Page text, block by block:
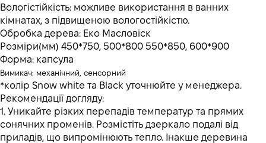
Вологістійкість: можливе використання в ванних
кімнатах, з підвищеною вологостійкістю.
Обробка дерева: Еко Масловіск
Розміри(мм) 450*750, 500*800 550*850, 600*900
Форма: капсула
Вимикач: механічний, сенсорний
*колір Snow white та Black уточнюйте у менеджера.
Рекомендації догляду:
1. Уникайте різких перепадів температур та прямих
сонячних променів. Розмістіть дзеркало подалі від
приладів, що випромінюють тепло. Інакше деревина